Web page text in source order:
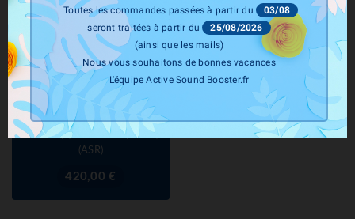
ASR COMPONENT
Télécommande Clapets
D'échappement MERCEDES
GLA 45(S) / 35 AMG (H247)
(ASR)
Prix
420,00 €
Toutes les commandes passées à partir du
03/08
seront traitées à partir du
25/08/2026
(ainsi que les mails)
Nous vous souhaitons de bonnes vacances
L'équipe Active Sound Booster.fr